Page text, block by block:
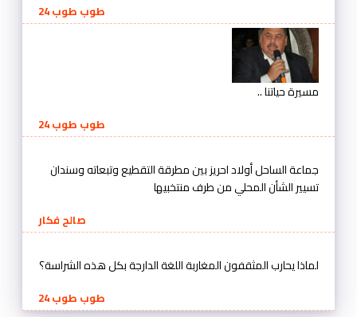
طوب طوب 24
مسيرة حياتنا ..
طوب طوب 24
جماعة الساحل أولاد احريز بين مطرقة التقطيع وتبعاته وسندان
تسيير الشأن المحلي من طرف منتخبيها
صالح فكار
لماذا يحارب المثقفون المغاربة اللغة الدارجة بكل هذه الشراسة؟
طوب طوب 24